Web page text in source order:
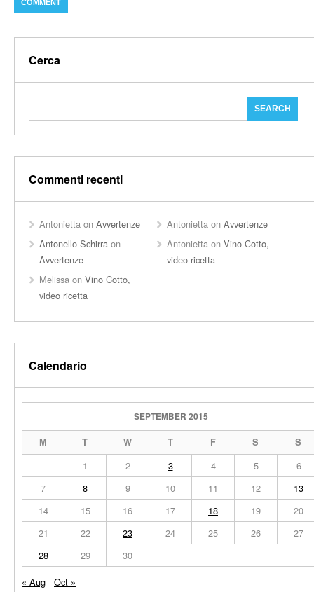
Cerca
Commenti recenti
Antonietta on Avvertenze Antonietta onAvvertenze
Antonello Schirra on
Avvertenze
Antonietta onVino Cotto,
video ricetta
Melissa on Vino Cotto,
video ricetta
Calendario
SEPTEMBER 2015
M T W T F S S
1 2 3 4 5
6
7
8 9 10 11 12
13
14
15 16 17 18 19
20
21
22 23 24 25 26
27
28
29
30
« Aug
Oct »